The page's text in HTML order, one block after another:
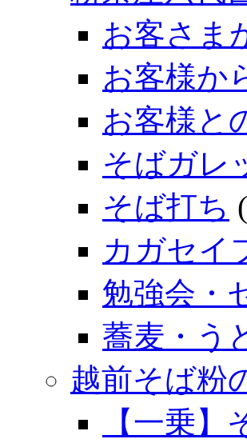
お客さま
お客様か
お客様と
そばガレ
そば打ち
カガセイ
勉強会・
蕎麦・う
越前そば粉
【一乗